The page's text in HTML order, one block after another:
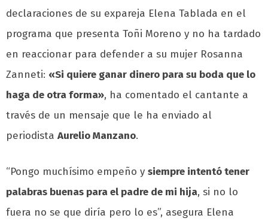
declaraciones de su expareja Elena Tablada en el
programa que presenta Toñi Moreno y no ha tardado
en reaccionar para defender a su mujer Rosanna
Zanneti: «Si quiere ganar dinero para su boda que lo
haga de otra forma», ha comentado el cantante a
través de un mensaje que le ha enviado al
periodista Aurelio Manzano.
“Pongo muchísimo empeño y siempre intentó tener
palabras buenas para el padre de mi hija, si no lo
fuera no se que diría pero lo es”, asegura Elena